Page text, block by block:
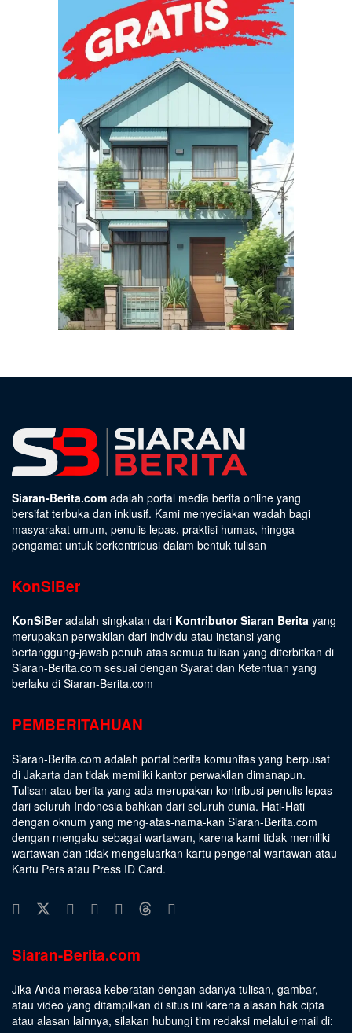
Siaran-Berita.com adalah portal media berita online yang
bersifat terbuka dan inklusif. Kami menyediakan wadah bagi
masyarakat umum, penulis lepas, praktisi humas, hingga
pengamat untuk berkontribusi dalam bentuk tulisan
KonSiBer
KonSiBeradalah singkatan dari Kontributor Siaran Berita yang
merupakan perwakilan dari individu atau instansi yang
bertanggung-jawab penuh atas semua tulisan yang diterbitkan di
Siaran-Berita.com sesuai dengan Syarat dan Ketentuan yang
berlaku di Siaran-Berita.com
PEMBERITAHUAN
Siaran-Berita.com adalah portal berita komunitas yang berpusat
di Jakarta dan tidak memiliki kantor perwakilan dimanapun.
Tulisan atau berita yang ada merupakan kontribusi penulis lepas
dari seluruh Indonesia bahkan dari seluruh dunia. Hati-Hati
dengan oknum yang meng-atas-nama-kan Siaran-Berita.com
dengan mengaku sebagai wartawan, karena kami tidak memiliki
wartawan dan tidak mengeluarkan kartu pengenal wartawan atau
Kartu Pers atau Press ID Card.
Siaran-Berita.com
Jika Anda merasa keberatan dengan adanya tulisan, gambar,
atau video yang ditampilkan di situs ini karena alasan hak cipta
atau alasan lainnya, silakan hubungi tim redaksi melalui email di: